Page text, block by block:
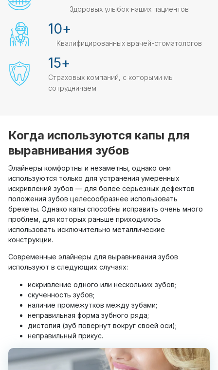
Здоровых улыбок наших пациентов
Квалифицированных врачей-стоматологов
10+
Страховых компаний, с которыми мы
сотрудничаем
15+
Когда используются капы для
выравнивания зубов
Элайнеры комфортны и незаметны, однако они
используются только для устранения умеренных
искривлений зубов — для более серьезных дефектов
положения зубов целесообразнее использовать
брекеты. Однако капы способны исправить очень много
проблем, для которых раньше приходилось
использовать исключительно металлические
конструкции.
Современные элайнеры для выравнивания зубов
используют в следующих случаях:
искривление одного или нескольких зубов;
скученность зубов;
наличие промежутков между зубами;
неправильная форма зубного ряда;
дистопия (зуб повернут вокруг своей оси);
неправильный прикус.